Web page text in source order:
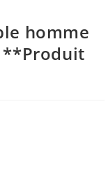
homme
**Produit